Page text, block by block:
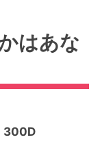
はあな
300D